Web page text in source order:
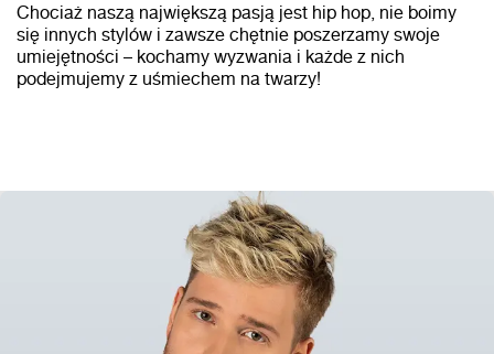
Chociaż naszą największą pasją jest hip hop, nie boimy
się innych stylów i zawsze chętnie poszerzamy swoje
umiejętności – kochamy wyzwania i każde z nich
podejmujemy z uśmiechem na twarzy!